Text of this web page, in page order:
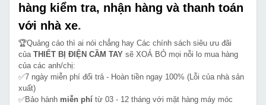
hàng kiểm tra, nhận hàng và thanh toán
với nhà xe.
🏆Quảng cáo thì ai nói chẳng hay Các chính sách siêu ưu đãi
của THIẾT BỊ ĐIỆN CẦM TAY sẽ XOÁ BỎ mọi nỗi lo mua hàng
của các anh/chị:
✅7 ngày miễn phí đổi trả - Hoàn tiền ngay 100% (Lỗi của nhà sản
xuất)
✅Bảo hành miễn phí từ 03 - 12 tháng với mặt hàng máy móc